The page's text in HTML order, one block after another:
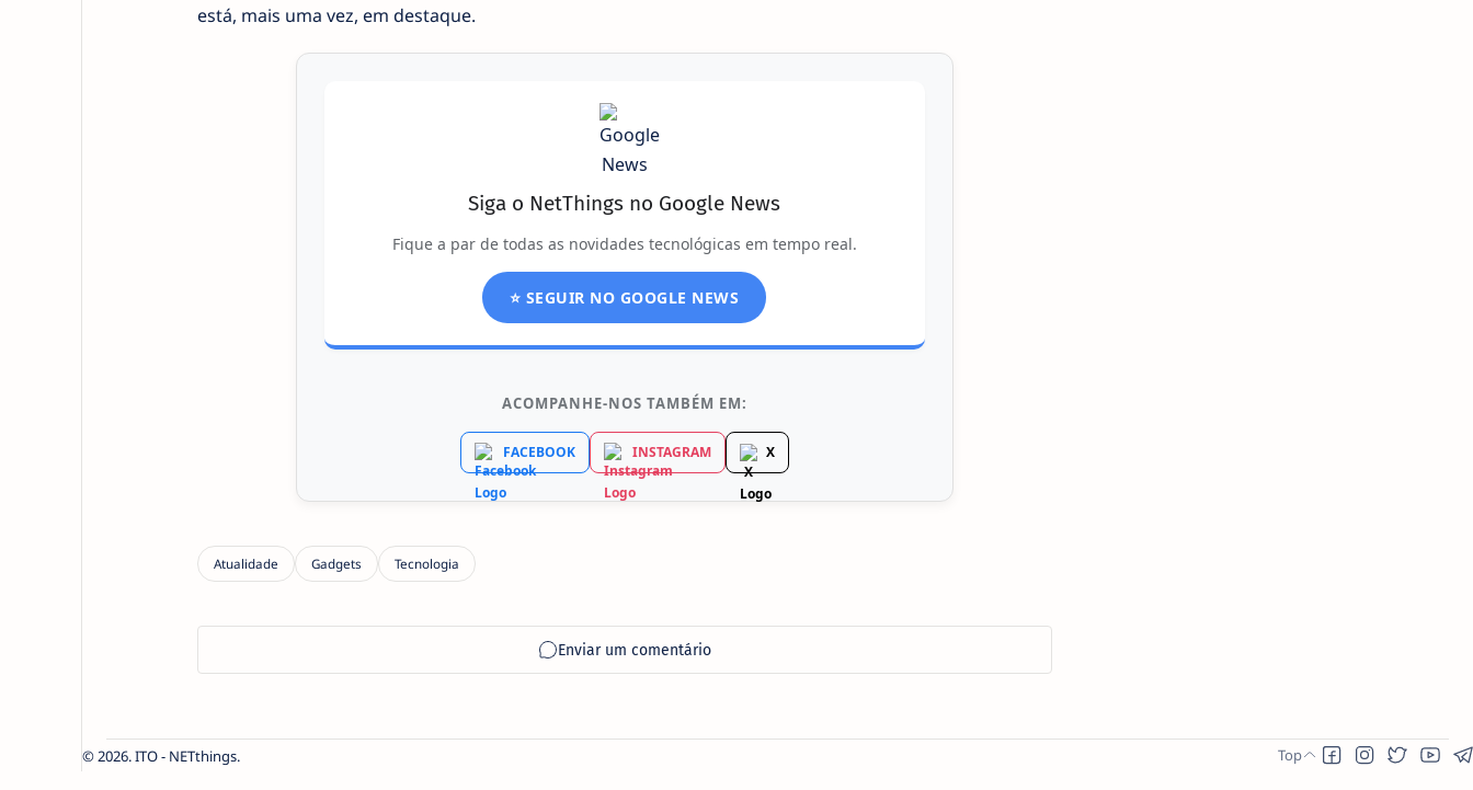
está, mais uma vez, em destaque.
Siga o NetThings no Google News
Fique a par de todas as novidades tecnológicas em tempo real.
⭐ SEGUIR NO GOOGLE NEWS
ACOMPANHE-NOS TAMBÉM EM:
FACEBOOK INSTAGRAM X
2026.ITO - NETthings.